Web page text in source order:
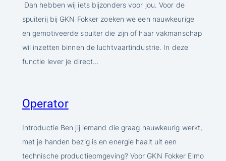
Dan hebben wij iets bijzonders voor jou. Voor de
spuiterij bij GKN Fokker zoeken we een nauwkeurige
en gemotiveerde spuiter die zijn of haar vakmanschap
wil inzetten binnen de luchtvaartindustrie. In deze
functie lever je direct…
Operator
Introductie Ben jij iemand die graag nauwkeurig werkt,
met je handen bezig is en energie haalt uit een
technische productieomgeving? Voor GKN Fokker Elmo